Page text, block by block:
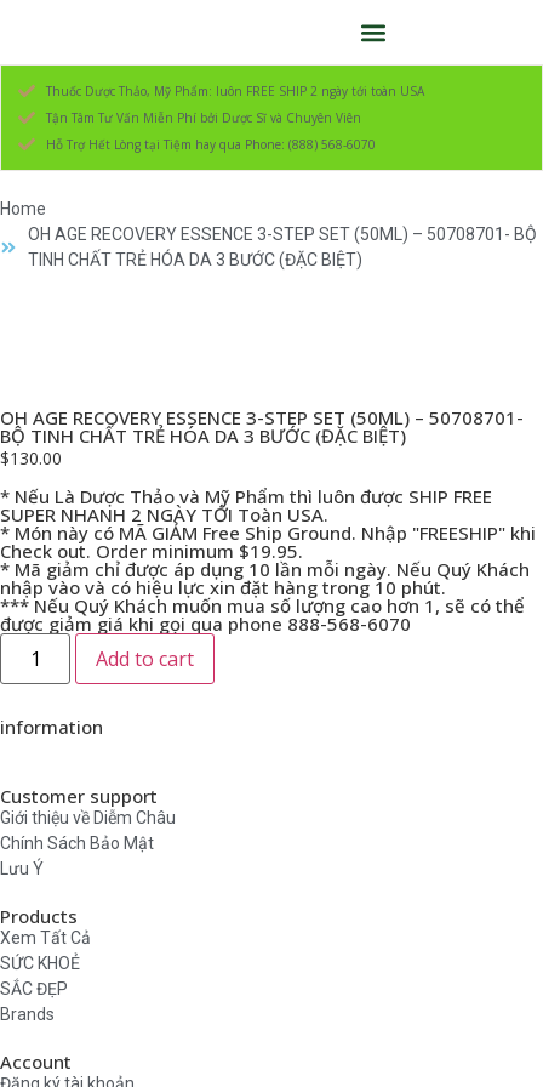
Thuốc Dược Thảo, Mỹ Phẩm: luôn FREE SHIP 2 ngày tới toàn USA
Tận Tâm Tư Vấn Miễn Phí bởi Dược Sĩ và Chuyên Viên
Hỗ Trợ Hết Lòng tại Tiệm hay qua Phone: (888) 568-6070
Home
OH AGE RECOVERY ESSENCE 3-STEP SET (50ML) – 50708701- BỘ
TINH CHẤT TRẺ HÓA DA 3 BƯỚC (ĐẶC BIỆT)
OH AGE RECOVERY ESSENCE 3-STEP SET (50ML) – 50708701-
BỘ TINH CHẤT TRẺ HÓA DA 3 BƯỚC (ĐẶC BIỆT)
$130.00
* Nếu Là Dược Thảo và Mỹ Phẩm thì luôn được SHIP FREE
SUPER NHANH 2 NGÀY TỚI Toàn USA.
* Món này có MÃ GIẢM Free Ship Ground. Nhập "FREESHIP" khi
Check out. Order minimum $19.95.
* Mã giảm chỉ được áp dụng 10 lần mỗi ngày. Nếu Quý Khách
nhập vào và có hiệu lực xin đặt hàng trong 10 phút.
*** Nếu Quý Khách muốn mua số lượng cao hơn 1, sẽ có thể
được giảm giá khi gọi qua phone 888-568-6070
Add to cart
information
Customer support
Giới thiệu về Diễm Châu
Chính Sách Bảo Mật
Lưu Ý
Products
Xem Tất Cả
SỨC KHOẺ
SẮC ĐẸP
Brands
Account